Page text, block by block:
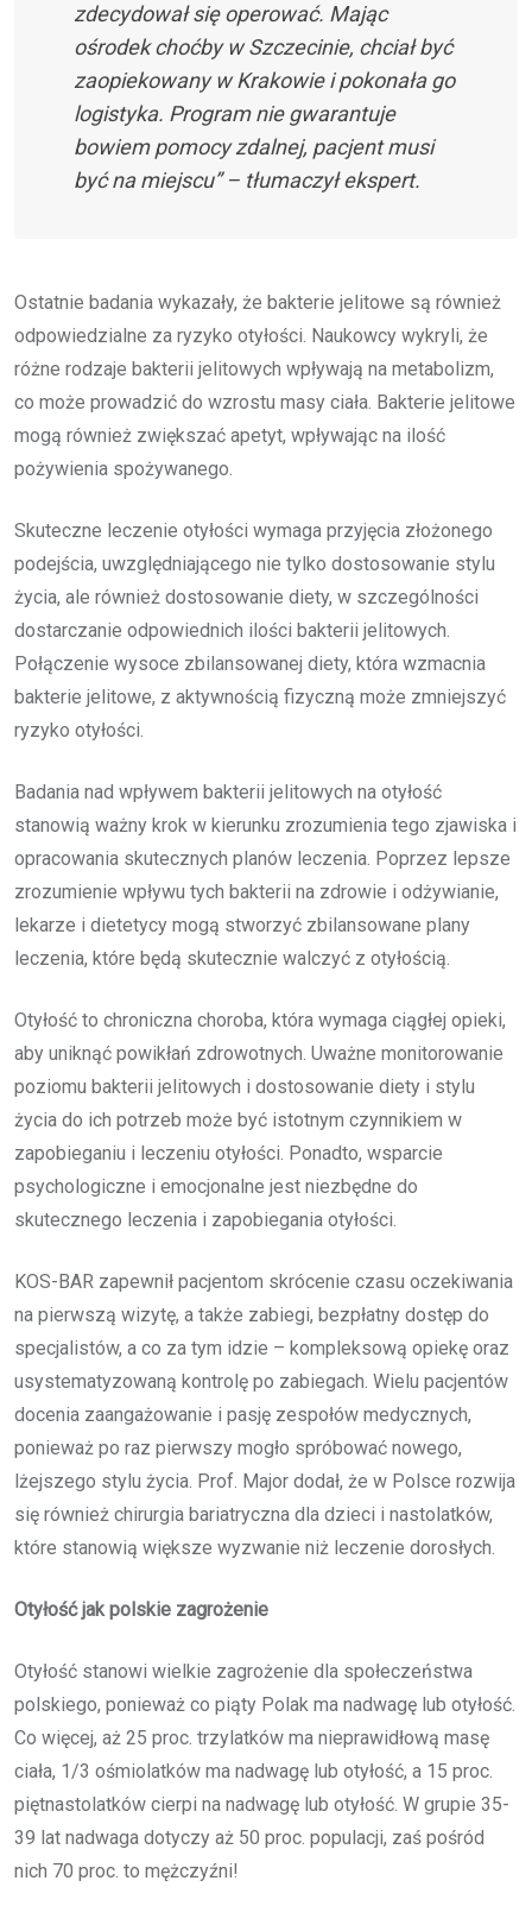
zdecydował się operować. Mając
ośrodek choćby w Szczecinie, chciał być
zaopiekowany w Krakowie i pokonała go
logistyka. Program nie gwarantuje
bowiem pomocy zdalnej, pacjent musi
być na miejscu” – tłumaczył ekspert.
Ostatnie badania wykazały, że bakterie jelitowe są również
odpowiedzialne za ryzyko otyłości. Naukowcy wykryli, że
różne rodzaje bakterii jelitowych wpływają na metabolizm,
co może prowadzić do wzrostu masy ciała. Bakterie jelitowe
mogą również zwiększać apetyt, wpływając na ilość
pożywienia spożywanego.
Skuteczne leczenie otyłości wymaga przyjęcia złożonego
podejścia, uwzględniającego nie tylko dostosowanie stylu
życia, ale również dostosowanie diety, w szczególności
dostarczanie odpowiednich ilości bakterii jelitowych.
Połączenie wysoce zbilansowanej diety, która wzmacnia
bakterie jelitowe, z aktywnością fizyczną może zmniejszyć
ryzyko otyłości.
Badania nad wpływem bakterii jelitowych na otyłość
stanowią ważny krok w kierunku zrozumienia tego zjawiska i
opracowania skutecznych planów leczenia. Poprzez lepsze
zrozumienie wpływu tych bakterii na zdrowie i odżywianie,
lekarze i dietetycy mogą stworzyć zbilansowane plany
leczenia, które będą skutecznie walczyć z otyłością.
Otyłość to chroniczna choroba, która wymaga ciągłej opieki,
aby uniknąć powikłań zdrowotnych. Uważne monitorowanie
poziomu bakterii jelitowych i dostosowanie diety i stylu
życia do ich potrzeb może być istotnym czynnikiem w
zapobieganiu i leczeniu otyłości. Ponadto, wsparcie
psychologiczne i emocjonalne jest niezbędne do
skutecznego leczenia i zapobiegania otyłości.
KOS-BAR zapewnił pacjentom skrócenie czasu oczekiwania
na pierwszą wizytę, a także zabiegi, bezpłatny dostęp do
specjalistów, a co za tym idzie – kompleksową opiekę oraz
usystematyzowaną kontrolę po zabiegach. Wielu pacjentów
docenia zaangażowanie i pasję zespołów medycznych,
ponieważ po raz pierwszy mogło spróbować nowego,
lżejszego stylu życia. Prof. Major dodał, że w Polsce rozwija
się również chirurgia bariatryczna dla dzieci i nastolatków,
które stanowią większe wyzwanie niż leczenie dorosłych.
Otyłość jak polskie zagrożenie
Otyłość stanowi wielkie zagrożenie dla społeczeństwa
polskiego, ponieważ co piąty Polak ma nadwagę lub otyłość.
Co więcej, aż 25 proc. trzylatków ma nieprawidłową masę
ciała, 1/3 ośmiolatków ma nadwagę lub otyłość, a 15 proc.
piętnastolatków cierpi na nadwagę lub otyłość. W grupie 35-
39 lat nadwaga dotyczy aż 50 proc. populacji, zaś pośród
nich 70 proc. to mężczyźni!